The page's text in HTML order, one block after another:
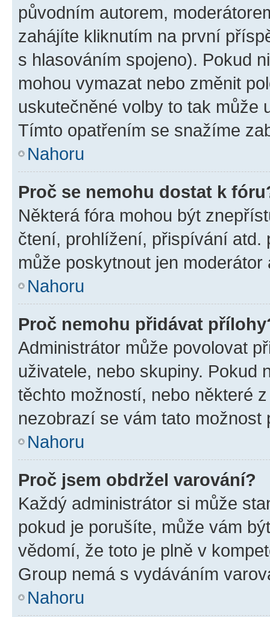
původním autorem,
zahájíte kliknutím na první
s hlasováním spojeno). Pokud
mohou vymazat nebo změnit
uskutečněné volby to tak může
Tímto opatřením se snažíme
Nahoru
Proč se nemohu dostat k
Některá fóra mohou být
čtení, prohlížení, přispívání atd.
může poskytnout jen
Nahoru
Proč nemohu přidávat
Administrátor může povolovat
uživatele, nebo skupiny. Pokud
těchto možností, nebo některé
nezobrazí se vám tato
Nahoru
Proč jsem obdržel varování?
Každý administrátor si může
pokud je porušíte, může vám
vědomí, že toto je plně v
Group nemá s vydáváním
Nahoru